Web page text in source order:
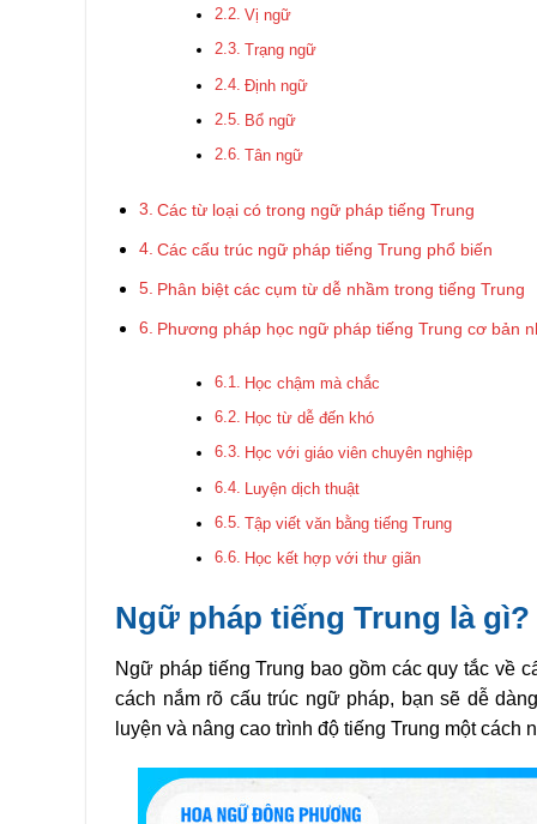
Vị ngữ
Trạng ngữ
Định ngữ
Bổ ngữ
Tân ngữ
Các từ loại có trong ngữ pháp tiếng Trung
Các cấu trúc ngữ pháp tiếng Trung phổ biến
Phân biệt các cụm từ dễ nhầm trong tiếng Trung
Phương pháp học ngữ pháp tiếng Trung cơ bản
Học chậm mà chắc
Học từ dễ đến khó
Học với giáo viên chuyên nghiệp
Luyện dịch thuật
Tập viết văn bằng tiếng Trung
Học kết hợp với thư giãn
Ngữ pháp tiếng Trung là gì?
Ngữ pháp tiếng Trung bao gồm các quy tắc về
cách nắm rõ cấu trúc ngữ pháp, bạn sẽ dễ
luyện và nâng cao trình độ tiếng Trung một cách